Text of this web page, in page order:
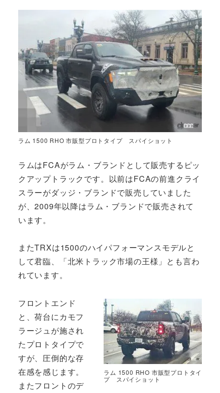
ラム 1500 RHO 市販型プロトタイプ スパイショット
ラムはFCAがラム・ブランドとして販売するピッ
クアップトラックです。以前はFCAの前進クライ
スラーがダッジ・ブランドで販売していました
が、2009年以降はラム・ブランドで販売されて
います。
またTRXは1500のハイパフォーマンスモデルと
して君臨、「北米トラック市場の王様」とも言わ
れています。
ラム 1500 RHO 市販型プロトタイ
プ スパイショット
フロントエンド
と、荷台にカモフ
ラージュが施され
たプロトタイプで
すが、圧倒的な存
在感を感じます。
またフロントのデ